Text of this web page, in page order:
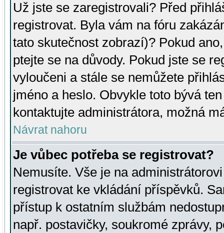
Už jste se zaregistrovali? Před
registrovat. Byla vám na fóru
tato skutečnost zobrazí)? Pokud
ptejte se na důvody. Pokud jste se
vyloučeni a stále se nemůžete
jméno a heslo. Obvykle toto bývá
kontaktujte administrátora, možná
Návrat nahoru
Je vůbec potřeba se registrovat?
Nemusíte. Vše je na
registrovat ke vkládání příspěvků.
přístup k ostatním službám
např. postavičky, soukromé zprávy,